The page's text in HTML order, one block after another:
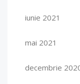
iunie 2021
mai 2021
decembrie